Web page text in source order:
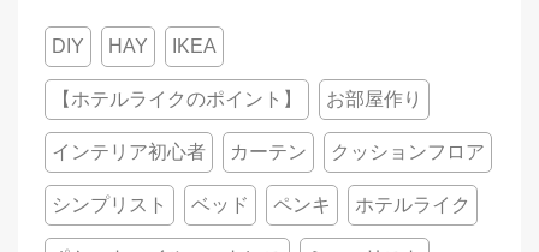
DIY HAY IKEA
【ホテルライクのポイント】 お部屋作り
インテリア初心者 カーテン クッションフロア
シンプリスト ベッド ペンキ ホテルライク